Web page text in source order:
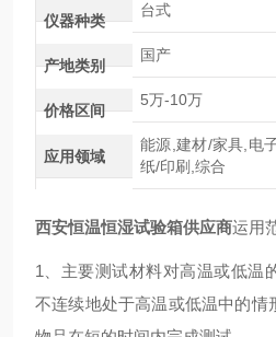
仪器种类
台式
产地类别
国产
价格区间
5万-10万
应用领域
能源,建材/家具,电
纸/印刷,综合
西安恒温恒湿试验箱供应商运用
1、主要测试材料对高温或低温
不连续地处于高温或低温中的情